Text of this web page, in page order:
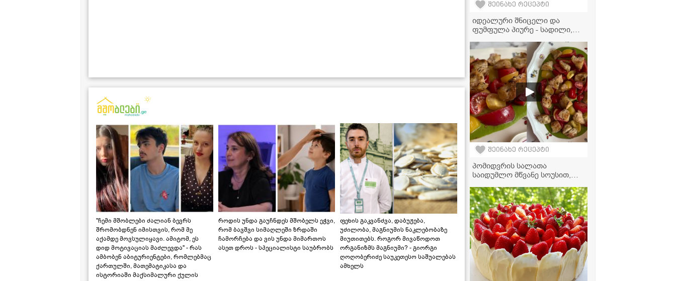
"ჩემი მშობლები ძალიან ბევრს
შრომობდნენ იმისთვის, რომ მე
აქამდე მოვსულიყავი. ამიტომ, ეს
დიდ მოტივაციას მაძლევდა" - რას
ამბობენ აბიტურიენტები, რომლებმაც
ქართულში, მათემატიკასა და
ისტორიაში მაქსიმალური ქულის
როდის უნდა გაუჩნდეს მშობელს ეჭვი,
რომ ბავშვი სიმაღლეში ზრდაში
ჩამორჩება და ვის უნდა მიმართოს
ასეთ დროს - სპეციალისტი საუბრობს
ფეხის გაკვანძვა, დაბუჟება,
უძილობა, მაგნიუმის ნაკლებობაზე
მიუთითებს. როგორ მივაწოდოთ
ორგანიზმს მაგნიუმი? - გიორგი
ღოღობერიძე საუკეთესო საშუალებას
ამხელს
შეინახე რეცეპტი
იდეალური შნიცელი და
ფუმფულა პიურე - სადილი,
შეუყვარდება
შეინახე რეცეპტი
პომიდვრის სალათა
საიდუმლო მწვანე სოუსით,
დაიპყრო!